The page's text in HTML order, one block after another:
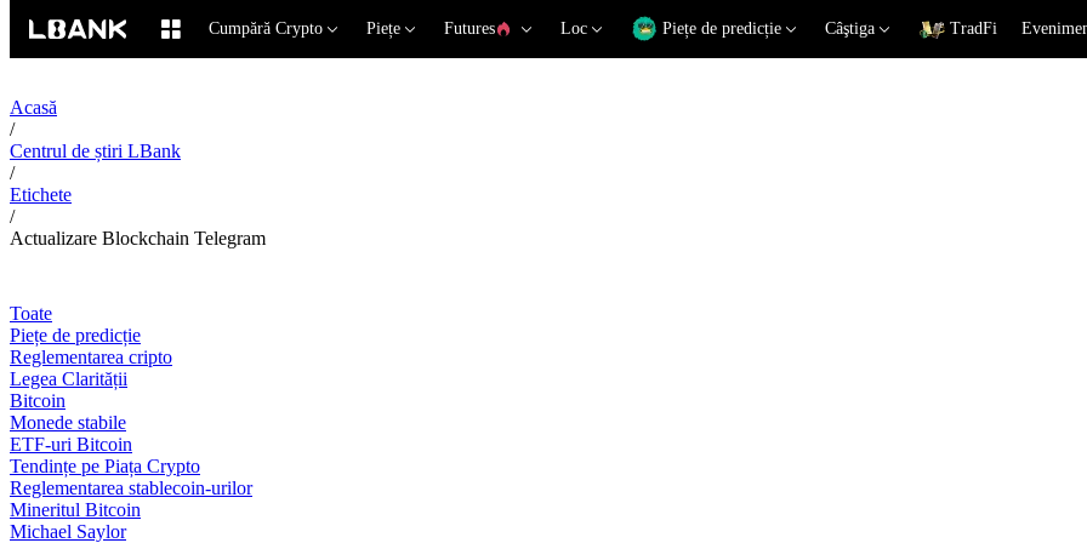
Cumpără Crypto Piețe Futures Loc Piețe de predicție Câştiga TradFi
Acasă
/
Centrul de știri LBank
/
Etichete
/
Actualizare Blockchain Telegram
Toate
Piețe de predicție
Reglementarea cripto
Legea Clarității
Bitcoin
Monede stabile
ETF-uri Bitcoin
Tendințe pe Piața Crypto
Reglementarea stablecoin-urilor
Mineritul Bitcoin
Michael Saylor